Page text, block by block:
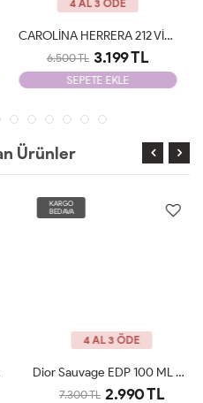
4 AL 3 ÖDE
CAROLİNA HERRERA 212 VİP MEN EDT 100 ML JLT Man
6.500 TL 3.199 TL
SEPETE EKLE
Ürünler
KARGO
BEDAVA
4 AL 3 ÖDE
Dior Sauvage EDP 100 ML Parfüm Erkek JLT
7.300 TL 2.990 TL